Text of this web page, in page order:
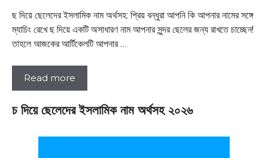
ছ দিয়ে ছেলেদের ইসলামিক নাম অর্থসহ: প্রিয় বন্ধুরা আপনি কি আপনার নামের সঙ্গে
ম্যাচিং রেখে ছ দিয়ে একটি অসাধারণ নাম আপনার সুন্দর ছেলের জন্য রাখতে চাচ্ছেন!
তাহলে আজকের আর্টিকেলটি আপনার …
Read more
চ দিয়ে ছেলেদের ইসলামিক নাম অর্থসহ ২০২৬